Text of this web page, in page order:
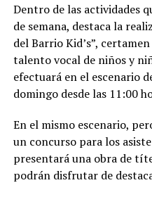
Dentro de las actividades
de semana, destaca la
del Barrio Kid’s”,
talento vocal de niños y
efectuará en el escenario
domingo desde las 11:00
En el mismo escenario,
un concurso para los
presentará una obra de
podrán disfrutar de